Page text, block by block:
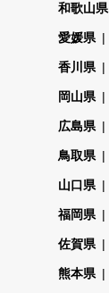
和歌山県
愛媛県
香川県
岡山県
広島県
鳥取県
山口県
福岡県
佐賀県
熊本県